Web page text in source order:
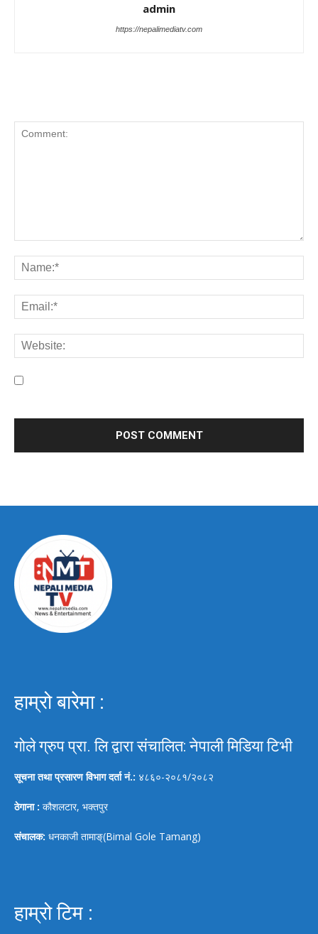
admin
https://nepalimediatv.com
हाम्रो बारेमा :
गोले ग्रुप प्रा. लि द्वारा संचालित: नेपाली मिडिया टिभी
सूचना तथा प्रसारण विभाग दर्ता नं.: ४८६०-२०८१/२०८२
ठेगाना : कौशलटार, भक्तपुर
संचालक: धनकाजी तामाङ्(Bimal Gole Tamang)
हाम्रो टिम :